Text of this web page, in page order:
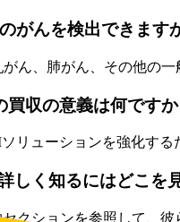
がんを検出できます
ん、肺がん、その他の
収の意義は何です
リューションを強化す
しく知るにはどこを
クションを参照して、